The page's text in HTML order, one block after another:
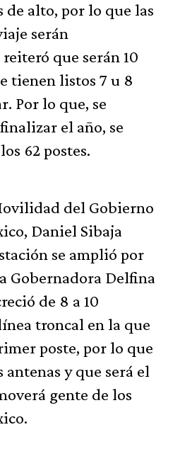
de alto, por lo que las
serán
reiteró que serán 10
tienen listos 7 u 8
Por lo que, se
el año, se
62 postes.
del Gobierno
Daniel Sibaja
se amplió por
Gobernadora Delfina
de 8 a 10
troncal en la que
poste, por lo que
antenas y que será el
gente de los